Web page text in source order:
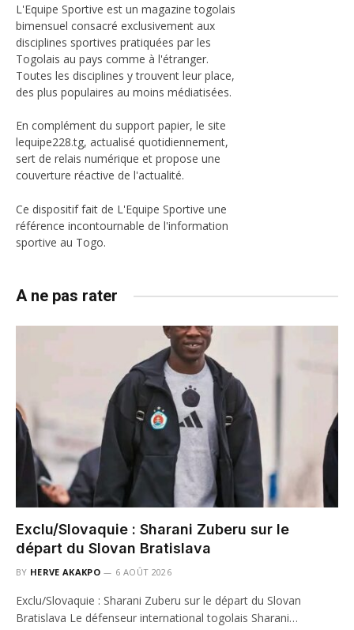
L'Equipe Sportive est un magazine togolais
bimensuel consacré exclusivement aux
disciplines sportives pratiquées par les
Togolais au pays comme à l'étranger.
Toutes les disciplines y trouvent leur place,
des plus populaires au moins médiatisées.
En complément du support papier, le site
lequipe228.tg, actualisé quotidiennement,
sert de relais numérique et propose une
couverture réactive de l'actualité.
Ce dispositif fait de L'Equipe Sportive une
référence incontournable de l'information
sportive au Togo.
A ne pas rater
Exclu/Slovaquie : Sharani Zuberu sur le
départ du Slovan Bratislava
BY HERVE AKAKPO 6 AOÛT 2026
Exclu/Slovaquie : Sharani Zuberu sur le départ du Slovan
Bratislava Le défenseur international togolais Sharani…